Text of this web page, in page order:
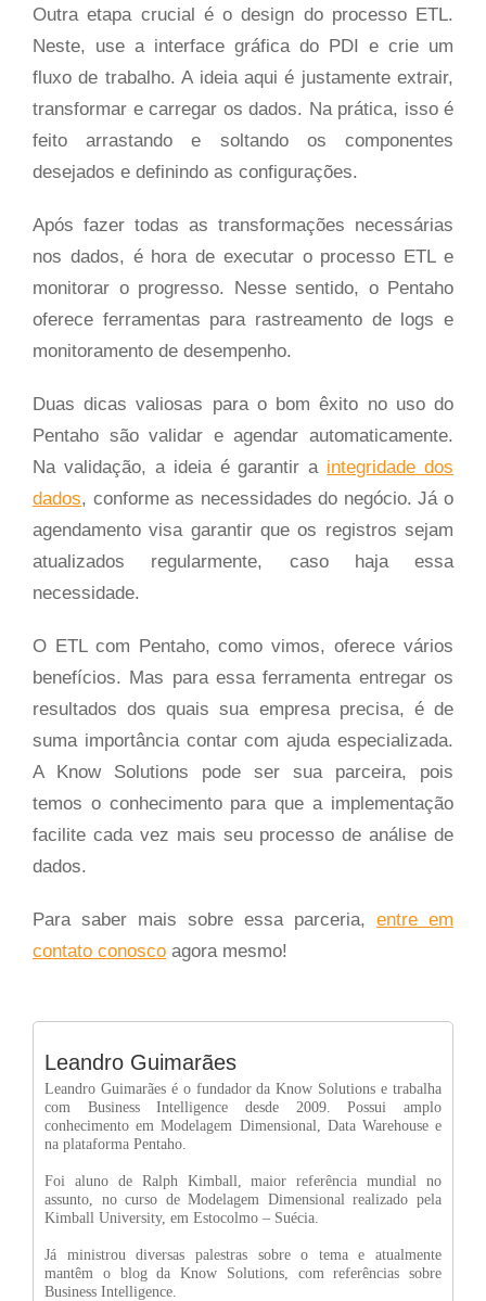
Outra etapa crucial é o design do processo ETL.
Neste, use a interface gráfica do PDI e crie um
fluxo de trabalho. A ideia aqui é justamente extrair,
transformar e carregar os dados. Na prática, isso é
feito arrastando e soltando os componentes
desejados e definindo as configurações.
Após fazer todas as transformações necessárias
nos dados, é hora de executar o processo ETL e
monitorar o progresso. Nesse sentido, o Pentaho
oferece ferramentas para rastreamento de logs e
monitoramento de desempenho.
Duas dicas valiosas para o bom êxito no uso do
Pentaho são validar e agendar automaticamente.
Na validação, a ideia é garantir a integridade dos
dados, conforme as necessidades do negócio. Já o
agendamento visa garantir que os registros sejam
atualizados regularmente, caso haja essa
necessidade.
O ETL com Pentaho, como vimos, oferece vários
benefícios. Mas para essa ferramenta entregar os
resultados dos quais sua empresa precisa, é de
suma importância contar com ajuda especializada.
A Know Solutions pode ser sua parceira, pois
temos o conhecimento para que a implementação
facilite cada vez mais seu processo de análise de
dados.
Para saber mais sobre essa parceria, entre em
contato conosco agora mesmo!
Leandro Guimarães
Leandro Guimarães é o fundador da Know Solutions e trabalha
com Business Intelligence desde 2009. Possui amplo
conhecimento em Modelagem Dimensional, Data Warehouse e
na plataforma Pentaho.
Foi aluno de Ralph Kimball, maior referência mundial no
assunto, no curso de Modelagem Dimensional realizado pela
Kimball University, em Estocolmo – Suécia.
Já ministrou diversas palestras sobre o tema e atualmente
mantêm o blog da Know Solutions, com referências sobre
Business Intelligence.